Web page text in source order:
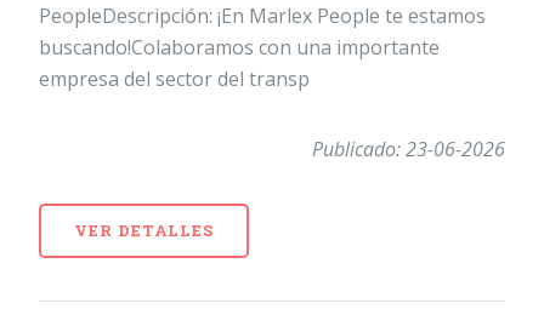
PeopleDescripción: ¡En Marlex People te estamos
buscando!Colaboramos con una importante
empresa del sector del transp
Publicado: 23-06-2026
VER DETALLES